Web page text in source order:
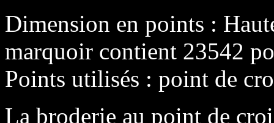
Dimension en points :
marquoir contient 23542
Points utilisés : point de
La broderie au point de